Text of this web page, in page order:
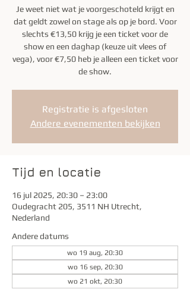
Je weet niet wat je voorgeschoteld krijgt en
dat geldt zowel on stage als op je bord. Voor
slechts €13,50 krijg je een ticket voor de
show en een daghap (keuze uit vlees of
vega), voor €7,50 heb je alleen een ticket voor
de show.
Registratie is afgesloten
Andere evenementen bekijken
Tijd en locatie
16 jul 2025, 20:30 – 23:00
Oudegracht 205, 3511 NH Utrecht,
Nederland
Andere datums
wo 19 aug, 20:30
wo 16 sep, 20:30
wo 21 okt, 20:30